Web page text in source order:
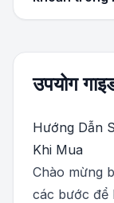
उपयोग
Hướng Dẫn
Khi Mua
Chào mừng
các bước để